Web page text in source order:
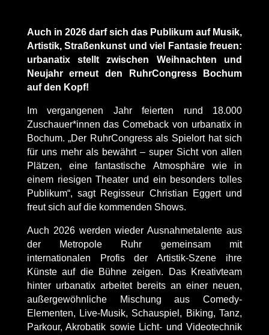
Auch in 2026 darf sich das Publikum auf Musik,
Artistik, Straßenkunst und viel Fantasie freuen:
urbanatix stellt zwischen Weihnachten und
Neujahr erneut den RuhrCongress Bochum
auf den Kopf!
Im vergangenen Jahr feierten rund 18.000
Zuschauer*innen das Comeback von urbanatix in
Bochum. „Der RuhrCongress als Spielort hat sich
für uns mehr als bewährt – super Sicht von allen
Plätzen, eine fantastische Atmosphäre wie in
einem riesigen Theater und ein besonders tolles
Publikum“, sagt Regisseur Christian Eggert und
freut sich auf die kommenden Shows.
Auch 2026 werden wieder Ausnahmetalente aus
der Metropole Ruhr gemeinsam mit
internationalen Profis der Artistik-Szene ihre
Künste auf die Bühne zeigen. Das Kreativteam
hinter urbanatix arbeitet bereits an einer neuen,
außergewöhnliche Mischung aus Comedy-
Elementen, Live-Musik, Schauspiel, Biking, Tanz,
Parkour, Akrobatik sowie Licht- und Videotechnik